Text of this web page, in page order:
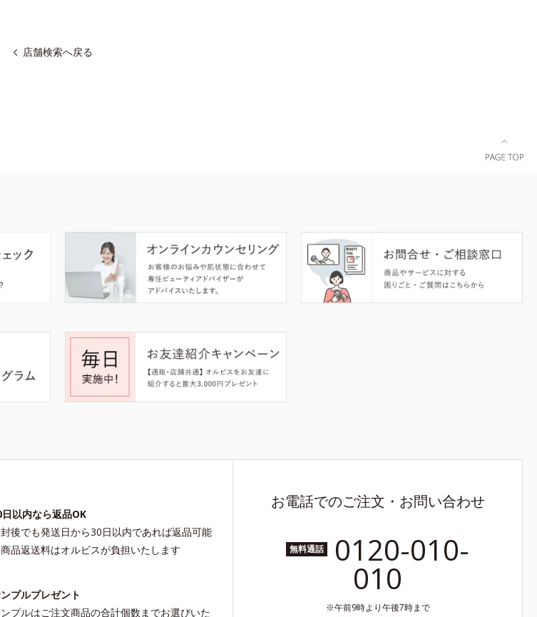
店舗検索へ戻る
以内なら返品OK
後でも発送日から30日以内であれば返品可能
品返送料はオルビスが負担いたします
プルプレゼント
プルはご注文商品の合計個数までお選びいた
お電話でのご注文・お問い合わせ
無料通話 0120-010-
010
午前9時より午後7時まで